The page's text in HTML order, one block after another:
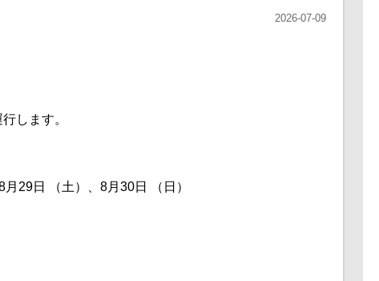
2026-07-09
します。
29日 （土）、8月30日 （日）